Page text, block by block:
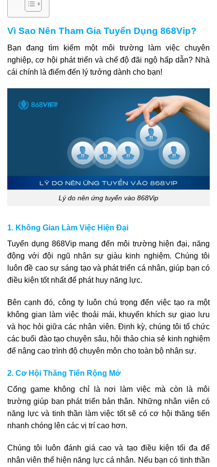
Vì Sao Nên Tham Gia Tuyển Dụng 868Vip?
Bạn đang tìm kiếm một môi trường làm việc chuyên
nghiệp, cơ hội phát triển và chế độ đãi ngộ hấp dẫn? Nhà
cái chính là điểm đến lý tưởng dành cho bạn!
Lý do nên ứng tuyển vào 868Vip
1. Không Gian Làm Việc Hiện Đại
Tuyển dụng 868Vip mang đến môi trường hiện đại, năng
động với đội ngũ nhân sự giàu kinh nghiệm. Chúng tôi
luôn đề cao sự sáng tạo và phát triển cá nhân, giúp bạn có
điều kiện tốt nhất để phát huy năng lực.
Bên cạnh đó, công ty luôn chú trọng đến việc tạo ra một
không gian làm việc thoải mái, khuyến khích sự giao lưu
và học hỏi giữa các nhân viên. Định kỳ, chúng tôi tổ chức
các buổi đào tạo chuyên sâu, hội thảo chia sẻ kinh nghiệm
để nâng cao trình độ chuyên môn cho toàn bộ nhân sự.
2. Cơ Hội Thăng Tiến Rộng Mở
Cổng game không chỉ là nơi làm việc mà còn là môi
trường giúp bạn phát triển bản thân. Những nhân viên có
năng lực và tinh thần làm việc tốt sẽ có cơ hội thăng tiến
nhanh chóng lên các vị trí cao hơn.
Chúng tôi luôn đánh giá cao và tạo điều kiện tối đa để
nhân viên thể hiện năng lực cá nhân. Nếu bạn có tinh thần